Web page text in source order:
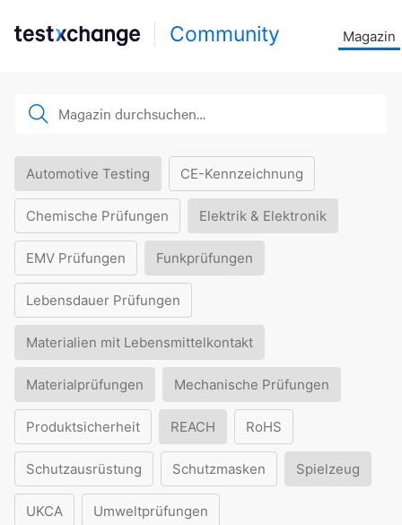
Community Magazin
Automotive Testing CE-Kennzeichnung
Chemische Prüfungen Elektrik & Elektronik
EMV Prüfungen Funkprüfungen
Lebensdauer Prüfungen
Materialien mit Lebensmittelkontakt
Materialprüfungen Mechanische Prüfungen
Produktsicherheit REACH RoHS
Schutzausrüstung Schutzmasken Spielzeug
UKCA Umweltprüfungen